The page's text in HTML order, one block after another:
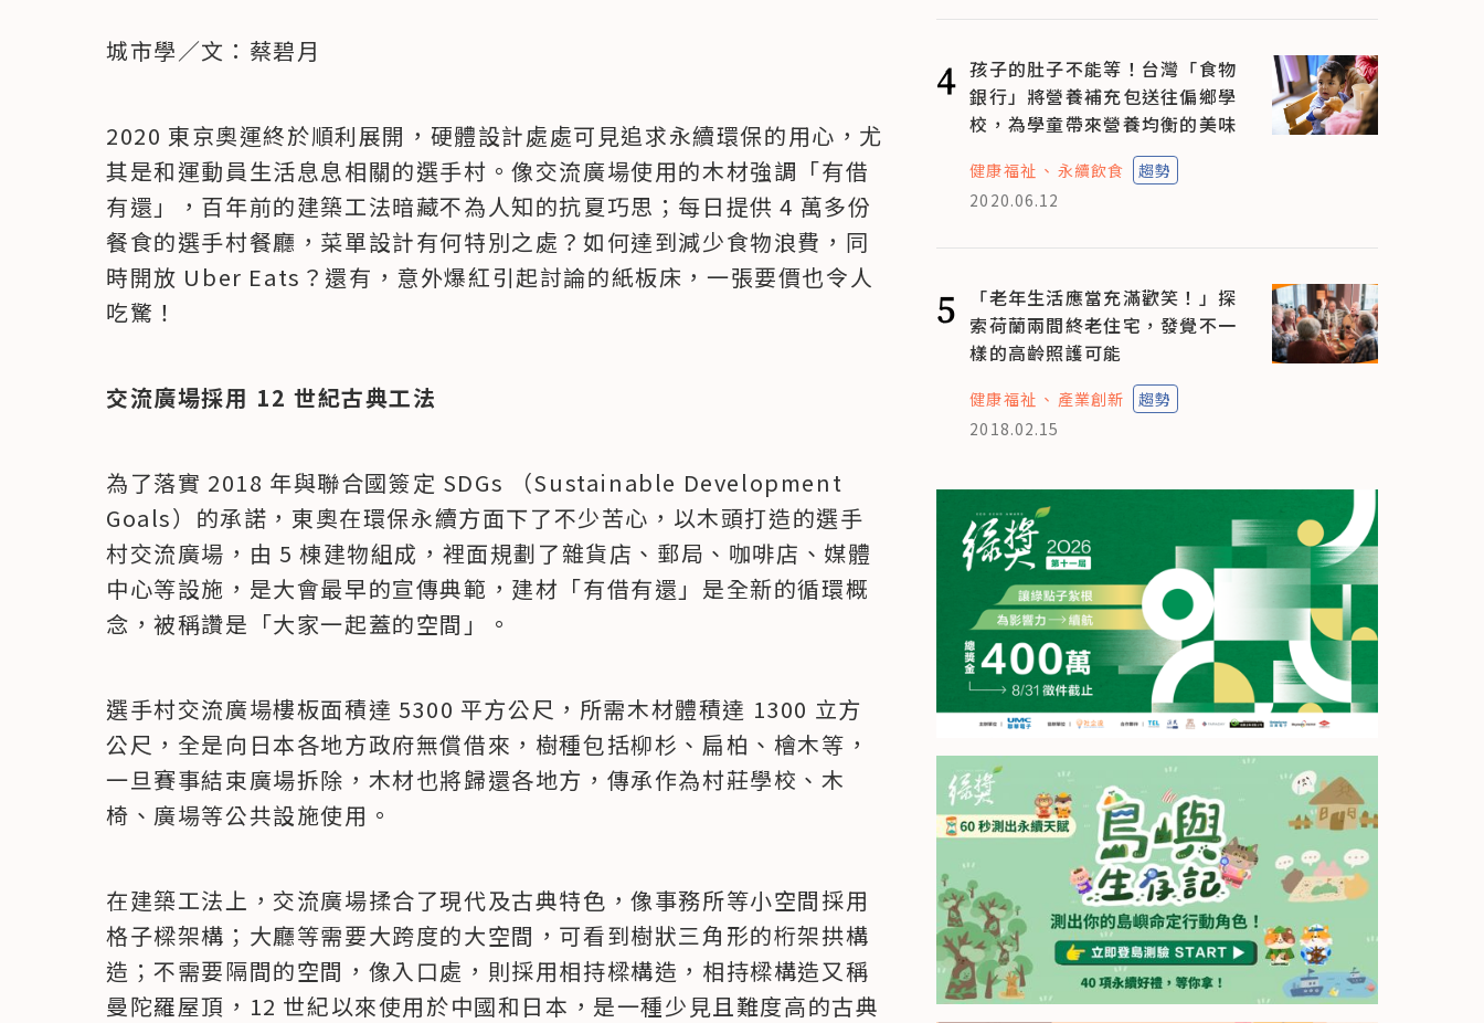
城市學／文：蔡碧月
2020 東京奧運終於順利展開，硬體設計處處可見追求永續環保的用心，尤
其是和運動員生活息息相關的選手村。像交流廣場使用的木材強調「有借
有還」，百年前的建築工法暗藏不為人知的抗夏巧思；每日提供 4 萬多份
餐食的選手村餐廳，菜單設計有何特別之處？如何達到減少食物浪費，同
時開放 Uber Eats？還有，意外爆紅引起討論的紙板床，一張要價也令人
吃驚！
交流廣場採用 12 世紀古典工法
為了落實 2018 年與聯合國簽定 SDGs （Sustainable Development
Goals）的承諾，東奧在環保永續方面下了不少苦心，以木頭打造的選手
村交流廣場，由 5 棟建物組成，裡面規劃了雜貨店、郵局、咖啡店、媒體
中心等設施，是大會最早的宣傳典範，建材「有借有還」是全新的循環概
念，被稱讚是「大家一起蓋的空間」。
選手村交流廣場樓板面積達 5300 平方公尺，所需木材體積達 1300 立方
公尺，全是向日本各地方政府無償借來，樹種包括柳杉、扁柏、檜木等，
一旦賽事結束廣場拆除，木材也將歸還各地方，傳承作為村莊學校、木
椅、廣場等公共設施使用。
在建築工法上，交流廣場揉合了現代及古典特色，像事務所等小空間採用
格子樑架構；大廳等需要大跨度的大空間，可看到樹狀三角形的桁架拱構
造；不需要隔間的空間，像入口處，則採用相持樑構造，相持樑構造又稱
曼陀羅屋頂，12 世紀以來使用於中國和日本，是一種少見且難度高的古典
4 孩子的肚子不能等！台灣「食物
銀行」將營養補充包送往偏鄉學
校，為學童帶來營養均衡的美味
健康福祉 永續飲食
趨勢
2020.06.12
5
「老年生活應當充滿歡笑！」探
索荷蘭兩間終老住宅，發覺不一
樣的高齡照護可能
健康福祉 產業創新
趨勢
2018.02.15